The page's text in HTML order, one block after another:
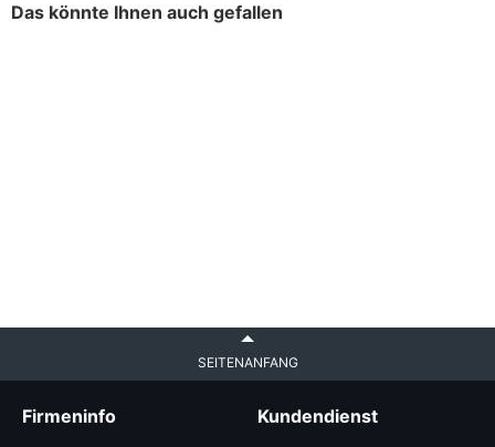
Das könnte Ihnen auch gefallen
SEITENANFANG
Firmeninfo Kundendienst